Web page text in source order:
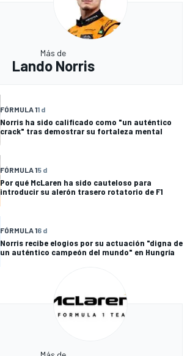
Más de
Lando Norris
FÓRMULA 11 d
Norris ha sido calificado como "un auténtico
crack" tras demostrar su fortaleza mental
FÓRMULA 15 d
Por qué McLaren ha sido cauteloso para
introducir su alerón trasero rotatorio de F1
FÓRMULA 16 d
Norris recibe elogios por su actuación "digna de
un auténtico campeón del mundo" en Hungría